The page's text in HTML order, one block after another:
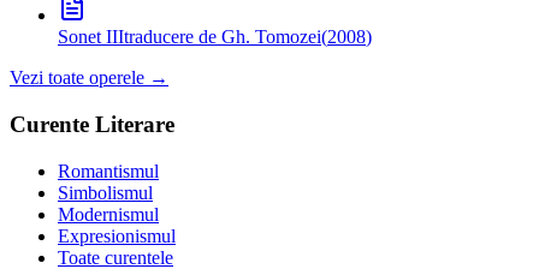
Sonet IIItraducere de Gh. Tomozei(2008)
Vezi toate operele →
Curente Literare
Romantismul
Simbolismul
Modernismul
Expresionismul
Toate curentele